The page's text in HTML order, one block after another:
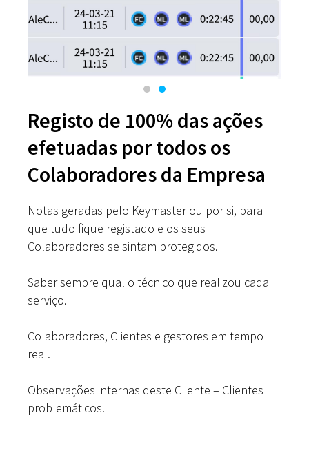
Registo de 100% das ações
efetuadas por todos os
Colaboradores da Empresa
Notas geradas pelo Keymaster ou por si, para
que tudo fique registado e os seus
Colaboradores se sintam protegidos.
Saber sempre qual o técnico que realizou cada
serviço.
Colaboradores, Clientes e gestores em tempo
real.
Observações internas deste Cliente – Clientes
problemáticos.